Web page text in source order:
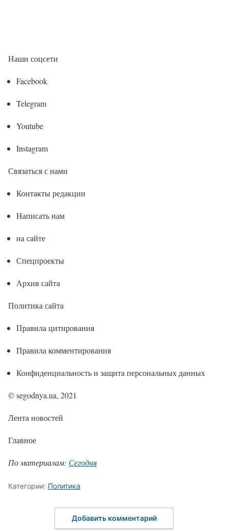
Наши соцсети
Facebook
Telegram
Youtube
Instagram
Связаться с нами
Контакты редакции
Написать нам
на сайте
Спецпроекты
Архив сайта
Политика сайта
Правила цитирования
Правила комментирования
Конфиденциальность и защита персональных данных
© segodnya.ua, 2021
Лента новостей
Главное
По материалам: Сегодня
Категории: Политика
Добавить комментарий